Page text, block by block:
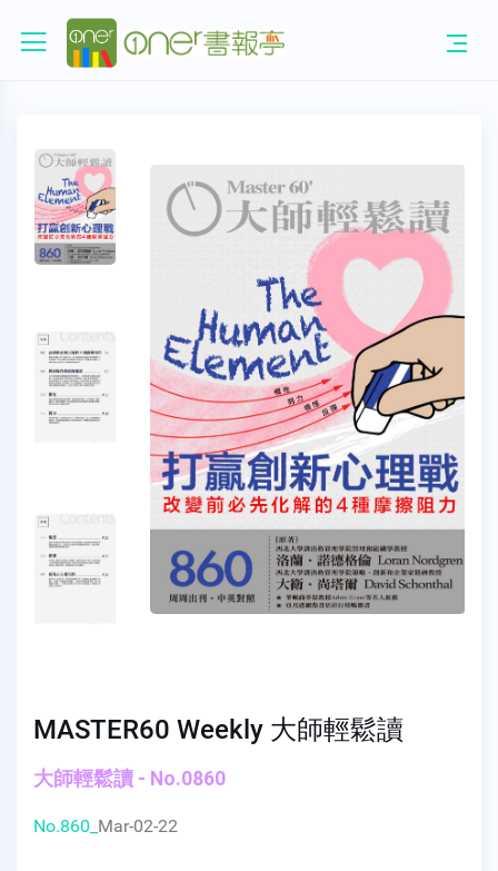
MASTER60 Weekly 大師輕鬆讀
大師輕鬆讀 - No.0860
No.860_ Mar-02-22